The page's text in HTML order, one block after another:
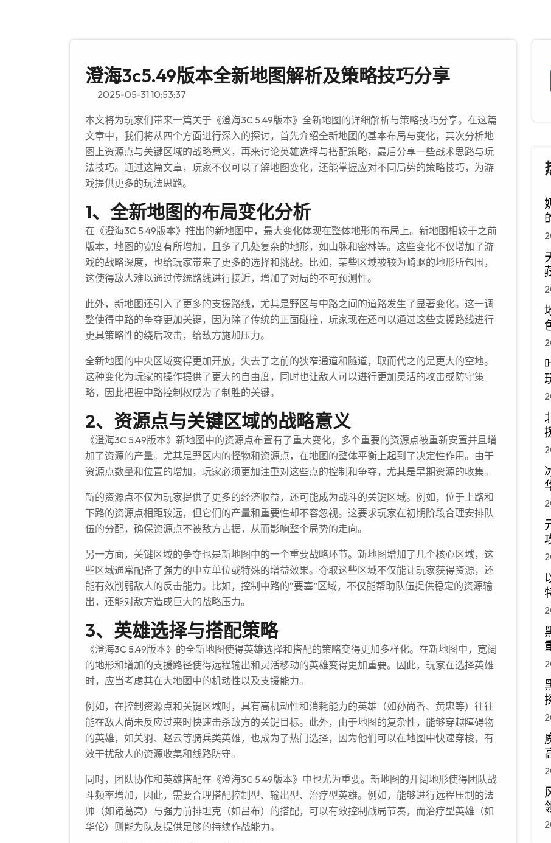
澄海3c5.49版本全新地图解析及策略技巧分享
2025-05-31 10:53:37
本文将为玩家们带来一篇关于《澄海3C 5.49版本》全新地图的详细解析与策略技巧分享。在这篇
文章中，我们将从四个方面进行深入的探讨，首先介绍全新地图的基本布局与变化，其次分析地
图上资源点与关键区域的战略意义，再来讨论英雄选择与搭配策略，最后分享一些战术思路与玩
法技巧。通过这篇文章，玩家不仅可以了解地图变化，还能掌握应对不同局势的策略技巧，为游
戏提供更多的玩法思路。
1、全新地图的布局变化分析
在《澄海3C 5.49版本》推出的新地图中，最大变化体现在整体地形的布局上。新地图相较于之前
版本，地图的宽度有所增加，且多了几处复杂的地形，如山脉和密林等。这些变化不仅增加了游
戏的战略深度，也给玩家带来了更多的选择和挑战。比如，某些区域被较为崎岖的地形所包围，
这使得敌人难以通过传统路线进行接近，增加了对局的不可预测性。
此外，新地图还引入了更多的支援路线，尤其是野区与中路之间的道路发生了显著变化。这一调
整使得中路的争夺更加关键，因为除了传统的正面碰撞，玩家现在还可以通过这些支援路线进行
更具策略性的绕后攻击，给敌方施加压力。
全新地图的中央区域变得更加开放，失去了之前的狭窄通道和隧道，取而代之的是更大的空地。
这种变化为玩家的操作提供了更大的自由度，同时也让敌人可以进行更加灵活的攻击或防守策
略，因此把握中路控制权成为了制胜的关键。
2、资源点与关键区域的战略意义
《澄海3C 5.49版本》新地图中的资源点布置有了重大变化，多个重要的资源点被重新安置并且增
加了资源的产量。尤其是野区内的怪物和资源点，在地图的整体平衡上起到了决定性作用。由于
资源点数量和位置的增加，玩家必须更加注重对这些点的控制和争夺，尤其是早期资源的收集。
新的资源点不仅为玩家提供了更多的经济收益，还可能成为战斗的关键区域。例如，位于上路和
下路的资源点相距较远，但它们的产量和重要性却不容忽视。这要求玩家在初期阶段合理安排队
伍的分配，确保资源点不被敌方占据，从而影响整个局势的走向。
另一方面，关键区域的争夺也是新地图中的一个重要战略环节。新地图增加了几个核心区域，这
些区域通常配备了强力的中立单位或特殊的增益效果。夺取这些区域不仅能让玩家获得资源，还
能有效削弱敌人的反击能力。比如，控制中路的“要塞”区域，不仅能帮助队伍提供稳定的资源输
出，还能对敌方造成巨大的战略压力。
3、英雄选择与搭配策略
《澄海3C 5.49版本》的全新地图使得英雄选择和搭配的策略变得更加多样化。在新地图中，宽阔
的地形和增加的支援路径使得远程输出和灵活移动的英雄变得更加重要。因此，玩家在选择英雄
时，应当考虑其在大地图中的机动性以及支援能力。
例如，在控制资源点和关键区域时，具有高机动性和消耗能力的英雄（如孙尚香、黄忠等）往往
能在敌人尚未反应过来时快速击杀敌方的关键目标。此外，由于地图的复杂性，能够穿越障碍物
的英雄，如关羽、赵云等骑兵类英雄，也成为了热门选择，因为他们可以在地图中快速穿梭，有
效干扰敌人的资源收集和线路防守。
同时，团队协作和英雄搭配在《澄海3C 5.49版本》中也尤为重要。新地图的开阔地形使得团队战
斗频率增加，因此，需要合理搭配控制型、输出型、治疗型英雄。例如，能够进行远程压制的法
师（如诸葛亮）与强力前排坦克（如吕布）的搭配，可以有效控制战局节奏，而治疗型英雄（如
华佗）则能为队友提供足够的持续作战能力。